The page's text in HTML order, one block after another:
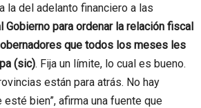
la del adelanto financiero a las
Gobierno para ordenar la relación fiscal
que todos los meses les
(sic). Fija un límite, lo cual es bueno.
están para atrás. No hay
esté bien”, afirma una fuente que